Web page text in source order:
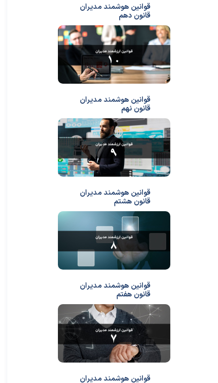
قوانین هوشمند مدیران
قانون دهم
قوانین هوشمند مدیران
قانون نهم
قوانین هوشمند مدیران
قانون هشتم
قوانین هوشمند مدیران
قانون هفتم
قوانین هوشمند مدیران